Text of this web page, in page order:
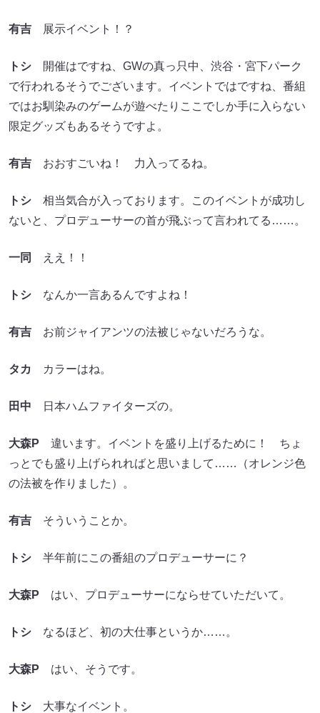
有吉 展示イベント！？
トシ 開催はですね、GWの真っ只中、渋谷・宮下パーク
で行われるそうでございます。イベントではですね、番組
ではお馴染みのゲームが遊べたりここでしか手に入らない
限定グッズもあるそうですよ。
有吉 おおすごいね！ 力入ってるね。
トシ 相当気合が入っております。このイベントが成功し
ないと、プロデューサーの首が飛ぶって言われてる……。
一同 ええ！！
トシ なんか一言あるんですよね！
有吉 お前ジャイアンツの法被じゃないだろうな。
タカ カラーはね。
田中 日本ハムファイターズの。
大森P 違います。イベントを盛り上げるために！ ちょ
っとでも盛り上げられればと思いまして……（オレンジ色
の法被を作りました）。
有吉 そういうことか。
トシ 半年前にこの番組のプロデューサーに？
大森P はい、プロデューサーにならせていただいて。
トシ なるほど、初の大仕事というか……。
大森P はい、そうです。
トシ 大事なイベント。